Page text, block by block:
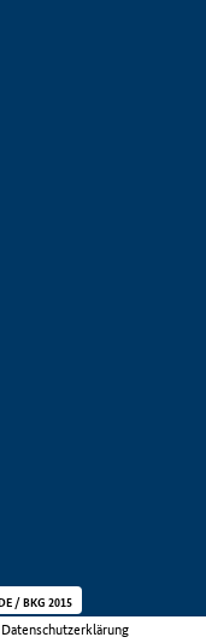
Datenschutzerklärung
/ BKG 2015